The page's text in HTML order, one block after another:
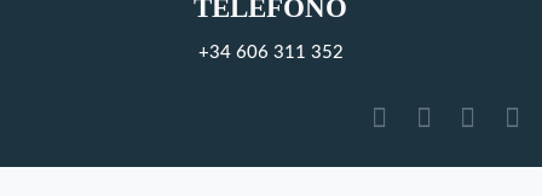
TELÉFONO
+34 606 311 352